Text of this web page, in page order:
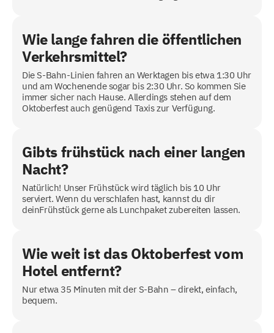
Wie lange fahren die öffentlichen
Verkehrsmittel?
Die S-Bahn-Linien fahren an Werktagen bis etwa 1:30 Uhr
und am Wochenende sogar bis 2:30 Uhr. So kommen Sie
immer sicher nach Hause. Allerdings stehen auf dem
Oktoberfest auch genügend Taxis zur Verfügung.
Gibts frühstück nach einer langen
Nacht?
Natürlich! Unser Frühstück wird täglich bis 10 Uhr
serviert. Wenn du verschlafen hast, kannst du dir
deinFrühstück gerne als Lunchpaket zubereiten lassen.
Wie weit ist das Oktoberfest vom
Hotel entfernt?
Nur etwa 35 Minuten mit der S-Bahn – direkt, einfach,
bequem.